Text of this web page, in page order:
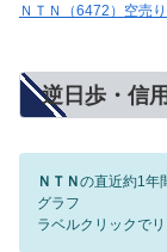
ＮＴＮ（6472）空売
逆日歩・信
ＮＴＮの直近約1年
グラフ
ラベルクリックで